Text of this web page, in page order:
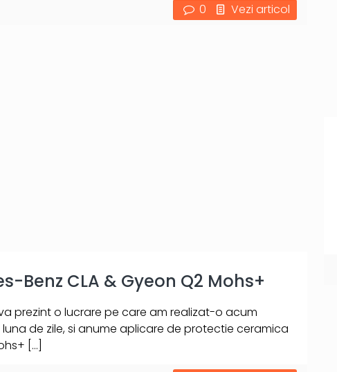
0 Vezi articol
Benz CLA & Gyeon Q2 Mohs+
prezint o lucrare pe care am realizat-o acum
luna de zile, si anume aplicare de protectie ceramica
[…]